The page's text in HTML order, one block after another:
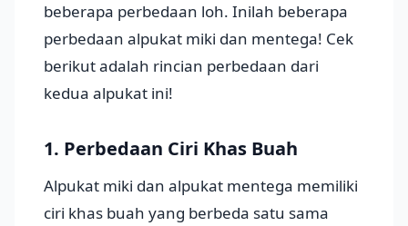
beberapa perbedaan loh. Inilah beberapa
perbedaan alpukat miki dan mentega! Cek
berikut adalah rincian perbedaan dari
kedua alpukat ini!
1. Perbedaan Ciri Khas Buah
Alpukat miki dan alpukat mentega memiliki
ciri khas buah yang berbeda satu sama